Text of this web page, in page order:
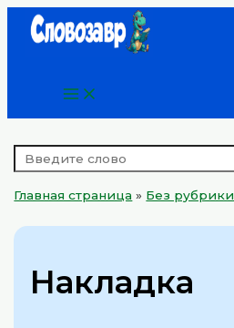
ПерейтиMain
Главная страница » Без рубрики
Накладка